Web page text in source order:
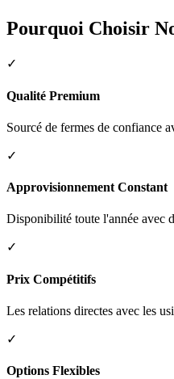
Pourquoi Choisir
✓
Qualité Premium
Sourcé de fermes de confiance
✓
Approvisionnement Constant
Disponibilité toute l'année avec
✓
Prix Compétitifs
Les relations directes avec les
✓
Options Flexibles